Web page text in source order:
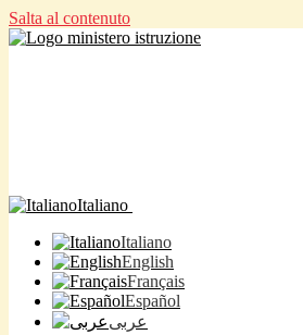
Salta al contenuto
Italiano
Italiano
English
Français
Español
عربى